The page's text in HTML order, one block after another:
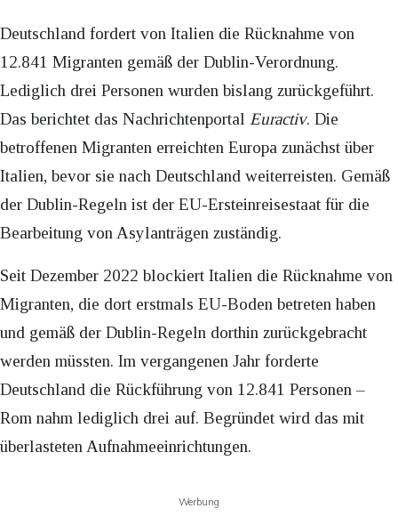
Deutschland fordert von Italien die Rücknahme von
12.841 Migranten gemäß der Dublin-Verordnung.
Lediglich drei Personen wurden bislang zurückgeführt.
Das berichtet das Nachrichtenportal Euractiv. Die
betroffenen Migranten erreichten Europa zunächst über
Italien, bevor sie nach Deutschland weiterreisten. Gemäß
der Dublin-Regeln ist der EU-Ersteinreisestaat für die
Bearbeitung von Asylanträgen zuständig.
Seit Dezember 2022 blockiert Italien die Rücknahme von
Migranten, die dort erstmals EU-Boden betreten haben
und gemäß der Dublin-Regeln dorthin zurückgebracht
werden müssten. Im vergangenen Jahr forderte
Deutschland die Rückführung von 12.841 Personen –
Rom nahm lediglich drei auf. Begründet wird das mit
überlasteten Aufnahmeeinrichtungen.
Werbung